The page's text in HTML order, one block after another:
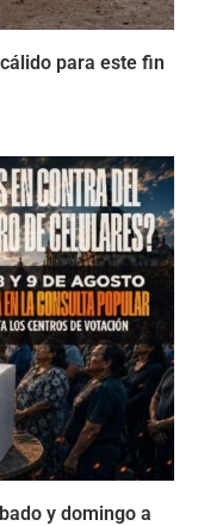
para este fin
y domingo a